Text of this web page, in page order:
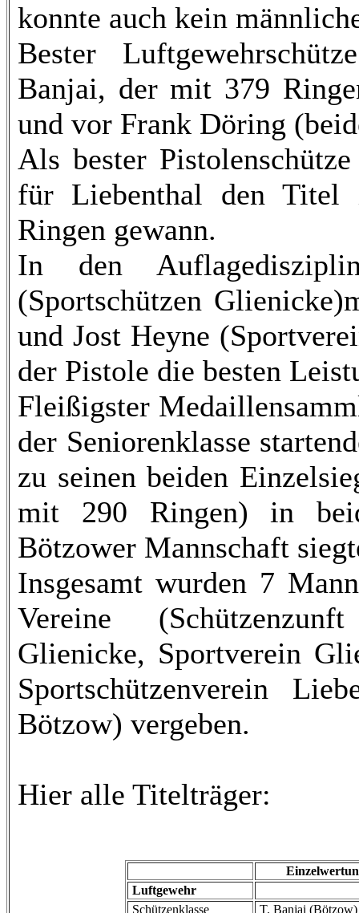
konnte auch kein
Bester
Banjai, der mit 379
und vor Frank Döring
Als bester
für Liebenthal den Titel
Ringen gewann.
In den
(Sportschützen
und Jost Heyne
der Pistole die besten
Fleißigster
der Seniorenklasse
zu seinen beiden
mit 290 Ringen) in
Bötzower Mannschaft
Insgesamt wurden 7
Vereine
Glienicke, Sportverein
Sportschützenverein
Bötzow) vergeben.
Hier alle Titelträger:
Luftgewehr
Schützenklasse
T. Banjai